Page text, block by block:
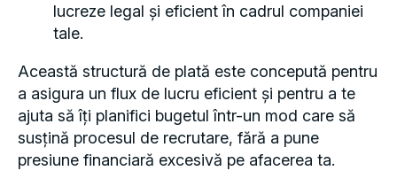
lucreze legal și eficient în cadrul companiei
tale.
Această structură de plată este concepută pentru
a asigura un flux de lucru eficient și pentru a te
ajuta să îți planifici bugetul într-un mod care să
susțină procesul de recrutare, fără a pune
presiune financiară excesivă pe afacerea ta.